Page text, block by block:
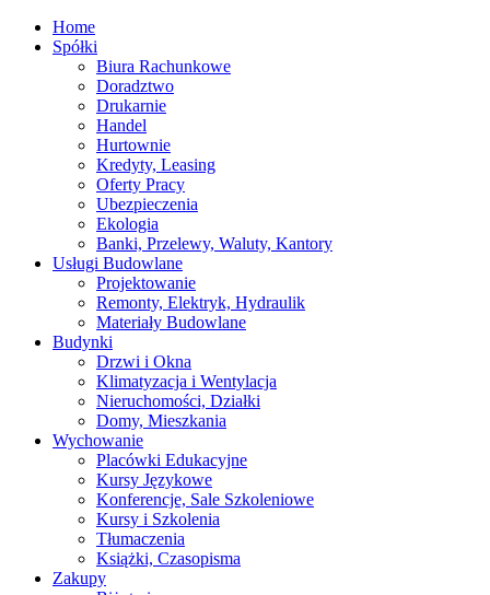
Home
Spółki
Biura Rachunkowe
Doradztwo
Drukarnie
Handel
Hurtownie
Kredyty, Leasing
Oferty Pracy
Ubezpieczenia
Ekologia
Banki, Przelewy, Waluty, Kantory
Usługi Budowlane
Projektowanie
Remonty, Elektryk, Hydraulik
Materiały Budowlane
Budynki
Drzwi i Okna
Klimatyzacja i Wentylacja
Nieruchomości, Działki
Domy, Mieszkania
Wychowanie
Placówki Edukacyjne
Kursy Językowe
Konferencje, Sale Szkoleniowe
Kursy i Szkolenia
Tłumaczenia
Książki, Czasopisma
Zakupy